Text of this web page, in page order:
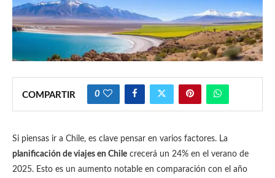
COMPARTIR 0
Si piensas ir a Chile, es clave pensar en varios factores. La
planificación de viajes en Chile crecerá un 24% en el verano de
2025. Esto es un aumento notable en comparación con el año